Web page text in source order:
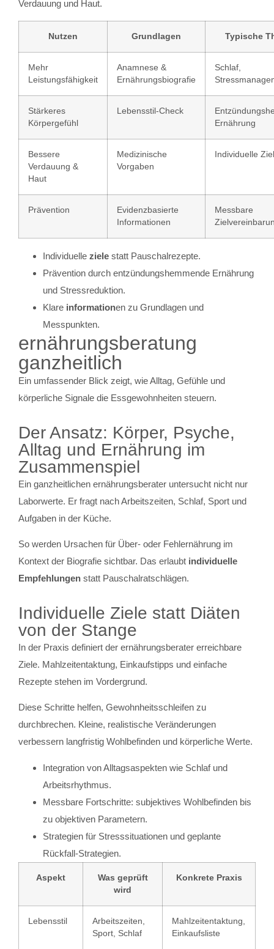
Verdauung und Haut.
Nutzen Grundlagen Typische
Mehr
Leistungsfähigkeit
Anamnese &
Ernährungsbiografie
Schlaf,
Stärkeres
Körpergefühl
Lebensstil-Check
Ernährung
Bessere
Verdauung &
Haut
Medizinische
Vorgaben
Individuelle
Prävention
Evidenzbasierte
Informationen
Messbare
Individuelle ziele statt Pauschalrezepte.
Prävention durch entzündungshemmende Ernährung
und Stressreduktion.
Klare informationen zu Grundlagen und
Messpunkten.
ernährungsberatung
ganzheitlich
Ein umfassender Blick zeigt, wie Alltag, Gefühle und
körperliche Signale die Essgewohnheiten steuern.
Der Ansatz: Körper, Psyche,
Alltag und Ernährung im
Zusammenspiel
Ein ganzheitlichen ernährungsberater untersucht nicht nur
Laborwerte. Er fragt nach Arbeitszeiten, Schlaf, Sport und
Aufgaben in der Küche.
So werden Ursachen für Über- oder Fehlernährung im
Kontext der Biografie sichtbar. Das erlaubt individuelle
Empfehlungen statt Pauschalratschlägen.
Individuelle Ziele statt Diäten
von der Stange
In der Praxis definiert der ernährungsberater erreichbare
Ziele. Mahlzeitentaktung, Einkaufstipps und einfache
Rezepte stehen im Vordergrund.
Diese Schritte helfen, Gewohnheitsschleifen zu
durchbrechen. Kleine, realistische Veränderungen
verbessern langfristig Wohlbefinden und körperliche Werte.
Integration von Alltagsaspekten wie Schlaf und
Arbeitsrhythmus.
Messbare Fortschritte: subjektives Wohlbefinden bis
zu objektiven Parametern.
Strategien für Stresssituationen und geplante
Rückfall-Strategien.
Aspekt
Was geprüft
wird
Konkrete Praxis
Lebensstil
Arbeitszeiten,
Sport, Schlaf
Mahlzeitentaktung,
Einkaufsliste